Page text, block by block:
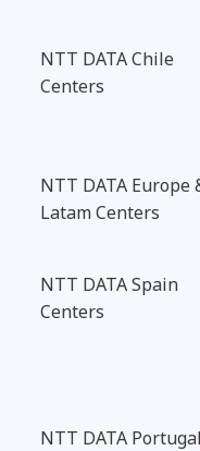
NTT DATA Chile
Centers
NTT DATA Europe
Latam Centers
NTT DATA Spain
Centers
NTT DATA Portugal